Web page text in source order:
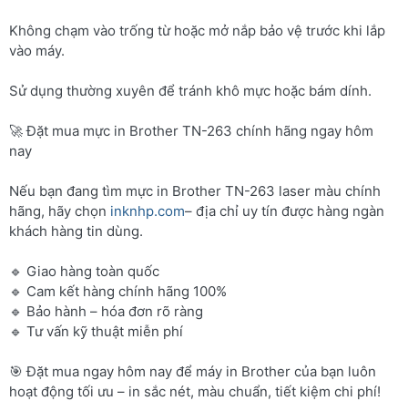
Không chạm vào trống từ hoặc mở nắp bảo vệ trước khi lắp
vào máy.
Sử dụng thường xuyên để tránh khô mực hoặc bám dính.
🚀 Đặt mua mực in Brother TN-263 chính hãng ngay hôm
nay
Nếu bạn đang tìm mực in Brother TN-263 laser màu chính
hãng, hãy chọn inknhp.com– địa chỉ uy tín được hàng ngàn
khách hàng tin dùng.
🔹 Giao hàng toàn quốc
🔹 Cam kết hàng chính hãng 100%
🔹 Bảo hành – hóa đơn rõ ràng
🔹 Tư vấn kỹ thuật miễn phí
🎯 Đặt mua ngay hôm nay để máy in Brother của bạn luôn
hoạt động tối ưu – in sắc nét, màu chuẩn, tiết kiệm chi phí!